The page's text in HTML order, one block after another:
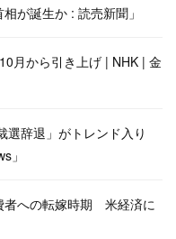
が誕生か : 読売新聞」
月から引き上げ | NHK | 金
選辞退」がトレンド入り
」
者への転嫁時期 米経済に